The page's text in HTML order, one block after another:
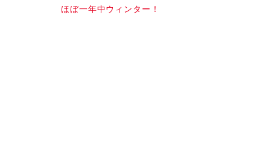
ほぼ一年中ウィンター！